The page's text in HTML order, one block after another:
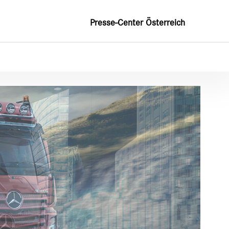
Presse-Center Österreich